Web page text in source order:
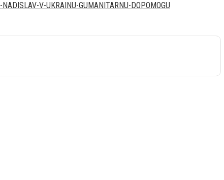
V-UKRAINU-GUMANITARNU-DOPOMOGU